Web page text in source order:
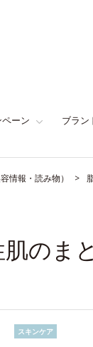
ーン ブラン
情報・読み物）
のま
スキンケア